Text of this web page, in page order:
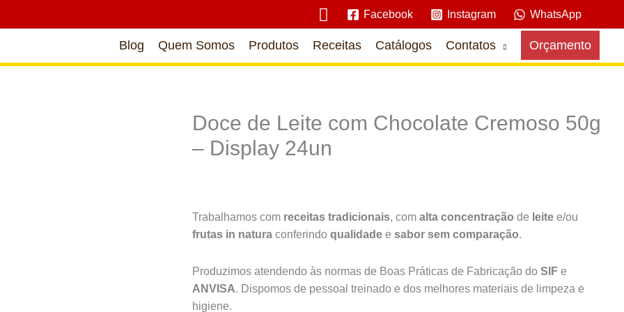
Pesquisar
Facebook Instagram WhatsApp
Blog Quem Somos Produtos Receitas Catálogos Contatos Orçamento
Doce de Leite com Chocolate Cremoso 50g
– Display 24un
Trabalhamos com receitas tradicionais, com alta concentração de leite e/ou
frutas in natura conferindo qualidade e sabor sem comparação.
Produzimos atendendo às normas de Boas Práticas de Fabricação do SIF e
ANVISA. Dispomos de pessoal treinado e dos melhores materiais de limpeza e
higiene.